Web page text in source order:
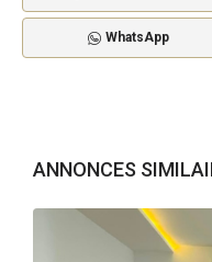
WhatsApp
ANNONCES